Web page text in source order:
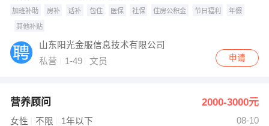
加班补助 房补 话补 包住 医保 社保 住房公积金 节日福利 年假
其他补贴
山东阳光金服信息技术有限公司
私营
1-49 文员 申请
营养顾问 2000-3000元
女性 不限 1年以下 08-10